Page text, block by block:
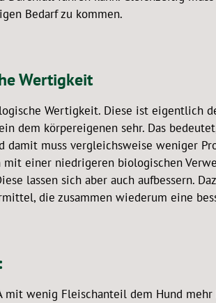
Bedarf zu kommen.
Wertigkeit
Wertigkeit. Diese ist eigentlich
dem körpereigenen sehr. Das
damit muss vergleichsweise weniger
mit einer niedrigeren biologischen
lassen sich aber auch aufbessern.
die zusammen wiederum eine
mit wenig Fleischanteil dem Hund